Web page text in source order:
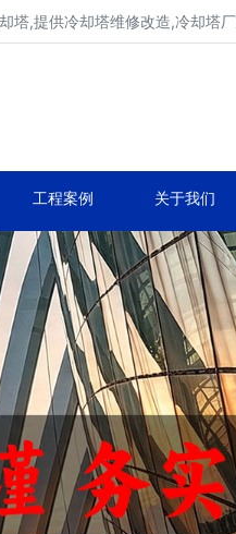
塔,提供冷却塔维修改造,冷却塔
工程案例 关于我们